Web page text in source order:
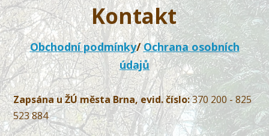
Kontakt
Obchodní podmínky/Ochrana osobních
údajů
Zapsána u ŽÚ města Brna, evid. číslo:370 200 - 825
523 884